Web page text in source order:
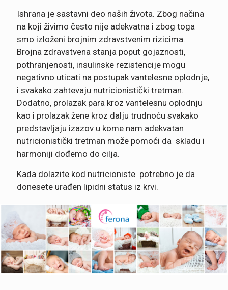
Ishrana je sastavni deo naših života. Zbog načina
na koji živimo često nije adekvatna i zbog toga
smo izloženi brojnim zdravstvenim rizicima.
Brojna zdravstvena stanja poput gojaznosti,
pothranjenosti, insulinske rezistencije mogu
negativno uticati na postupak vantelesne oplodnje,
i svakako zahtevaju nutricionistički tretman.
Dodatno, prolazak para kroz vantelesnu oplodnju
kao i prolazak žene kroz dalju trudnoću svakako
predstavljaju izazov u kome nam adekvatan
nutricionistički tretman može pomoći da skladu i
harmoniji dođemo do cilja.
Kada dolazite kod nutricioniste potrebno je da
donesete urađen lipidni status iz krvi.